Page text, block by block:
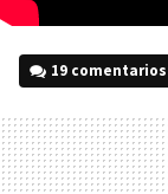
19 comentarios